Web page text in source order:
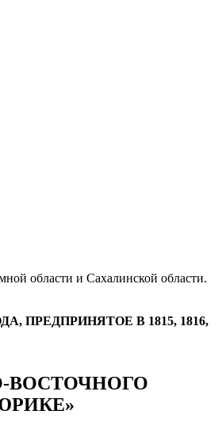
области и Сахалинской области.
В 1815, 1816,
ВОСТОЧНОГО